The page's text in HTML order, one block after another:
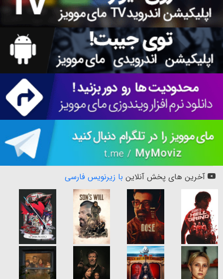
آخرین های پخش آنلاین با زیرنویس فارسی